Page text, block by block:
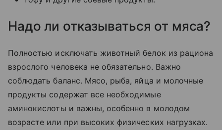
Надо ли отказываться от мяса?
Полностью исключать животный белок из рациона
взрослого человека не обязательно. Важно
соблюдать баланс. Мясо, рыба, яйца и молочные
продукты содержат все необходимые
аминокислоты и важны, особенно в молодом
возрасте или при высоких физических нагрузках.